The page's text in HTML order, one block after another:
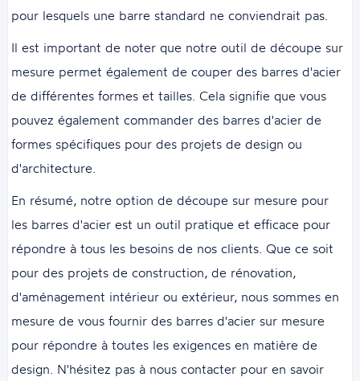
pour lesquels une barre standard ne conviendrait pas.
Il est important de noter que notre outil de découpe sur
mesure permet également de couper des barres d'acier
de différentes formes et tailles. Cela signifie que vous
pouvez également commander des barres d'acier de
formes spécifiques pour des projets de design ou
d'architecture.
En résumé, notre option de découpe sur mesure pour
les barres d'acier est un outil pratique et efficace pour
répondre à tous les besoins de nos clients. Que ce soit
pour des projets de construction, de rénovation,
d'aménagement intérieur ou extérieur, nous sommes en
mesure de vous fournir des barres d'acier sur mesure
pour répondre à toutes les exigences en matière de
design. N'hésitez pas à nous contacter pour en savoir